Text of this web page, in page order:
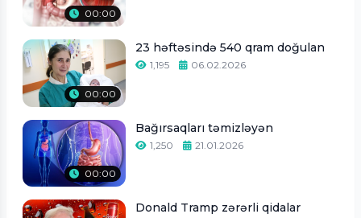
00:00
00:00
23 həftəsində 540 qram doğulan
1,195 06.02.2026
00:00
Bağırsaqları təmizləyən
1,250 21.01.2026
Donald Tramp zərərli qidalar